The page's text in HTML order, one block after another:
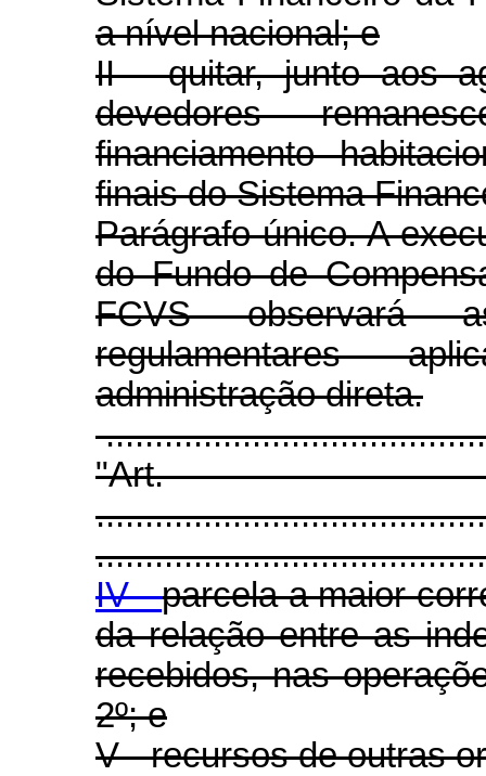
a nível nacional; e
II - quitar, junto aos
devedores
financiamento
finais do Sistema
Parágrafo único. A
do Fundo de
FCVS observará
regulamentares
administração direta.
IV -parcela a maior
da relação entre as
recebidos, nas
2º; e
V - recursos de outras